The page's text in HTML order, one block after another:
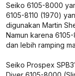
Seiko 6105-8000
6105-8110 (1970)
digunakan Martin
Namun karena
dan lebih ramping
Seiko Prospex